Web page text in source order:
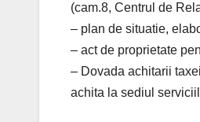
(cam.8, Centrul de
– plan de situatie,
– act de proprietate
– Dovada achitarii
achita la sediul